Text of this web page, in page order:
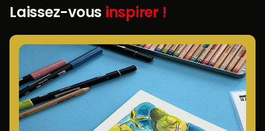
Laissez-vous inspirer !